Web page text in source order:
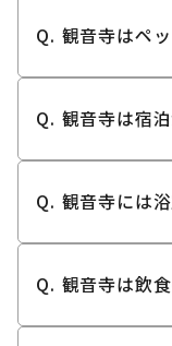
観音寺はペ
観音寺は宿
観音寺には
観音寺は飲